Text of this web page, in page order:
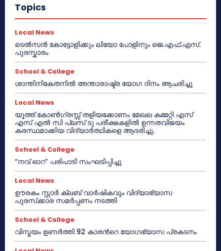
Topics
Local News
ടെൽസൻ കോട്ടോളിക്കും ലിയോ പോളിനും ജെ.എഫ്.എസ്.
പുരസ്കാരം
School & College
ശാന്തിനികേതനിൽ അന്താരാഷ്ട്ര യോഗ ദിനം ആചരിച്ചു
Local News
യൂത്ത് കോൺഗ്രസ്സ് തളിയക്കോണം മേഖല കമ്മറ്റി എസ്
എസ് എൽ സി പ്ലസ് ടു പരീക്ഷകളിൽ ഉന്നതവിജയം
കരസ്ഥമാക്കിയ വിദ്യാർത്ഥികളെ ആദരിച്ചു.
School & College
“നവ് ഓറ” പരിപാടി സംഘടിപ്പിച്ചു
Local News
ഊരകം സ്റ്റാർ ക്ലബ് വാർഷികവും വിദ്യാഭ്യാസ
പുരസ്‌ക്കാര സമർപ്പണം നടത്തി
School & College
വിസ്മയം ഉണർത്തി 92 കാരൻറെ യോഗഭ്യാസ പ്രകടനം